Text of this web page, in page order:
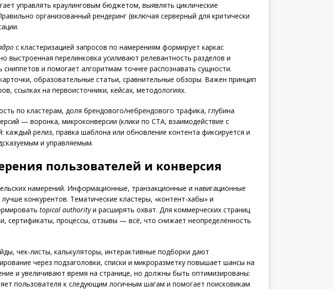
управлять краулинговым бюджетом, выявлять циклические
организованный рендеринг (включая серверный для критически
с кластеризацией запросов по намерениям формирует каркас
выстроенная перелинковка усиливают релевантность разделов и
и помогает алгоритмам точнее распознавать сущности.
образовательные статьи, сравнительные обзоры. Важен принцип
ссылках на первоисточники, кейсах, методологиях.
по кластерам, доля брендового/небрендового трафика, глубина
— воронка, микроконверсии (клики по CTA, взаимодействие с
релиз, правка шаблона или обновление контента фиксируется и
и управляемым.
пользователей и конверсия
намерений. Информационные, транзакционные и навигационные
конкурентов. Тематические кластеры, «контент‑хабы» и
topical authorityи расширять охват. Для коммерческих страниц
сертификаты, процессы, отзывы — всё, что снижает неопределённость
чек‑листы, калькуляторы, интерактивные подборки дают
через подзаголовки, списки и микроразметку повышает шансы на
и увеличивают время на странице, но должны быть оптимизированы:
пользователя к следующим логичным шагам и помогает поисковикам